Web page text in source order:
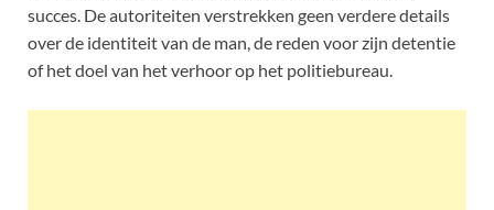
succes. De autoriteiten verstrekken geen verdere details
over de identiteit van de man, de reden voor zijn detentie
of het doel van het verhoor op het politiebureau.